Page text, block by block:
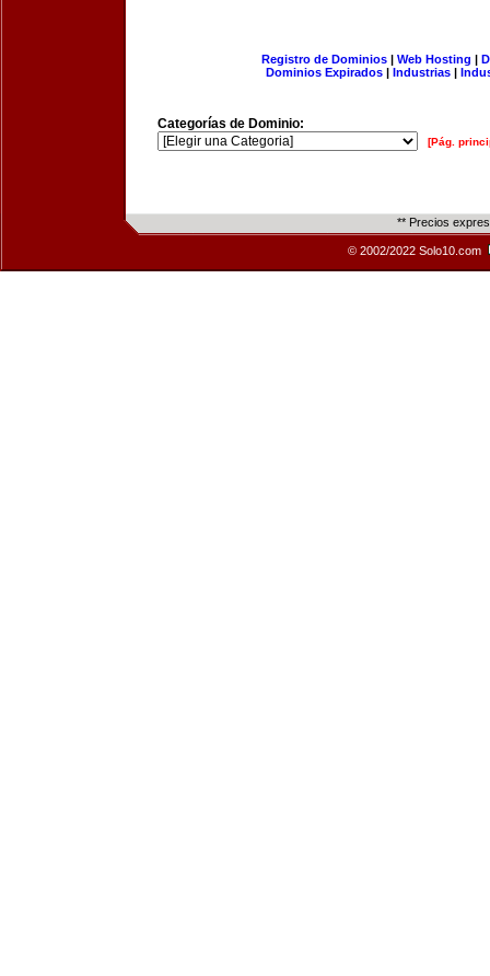
Registro de Dominios| Web Hosting |
Dominios Expirados | Industrias |
Categorías de Dominio:
[Pág.
** Precios
© 2002/2022 Solo10.com